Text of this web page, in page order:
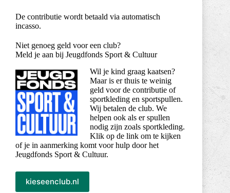
De contributie wordt betaald via automatisch
incasso.
Niet genoeg geld voor een club?
Meld je aan bij Jeugdfonds Sport & Cultuur
Wil je kind graag kaatsen?
Maar is er thuis te weinig
geld voor de contributie of
sportkleding en sportspullen.
Wij betalen de club. We
helpen ook als er spullen
nodig zijn zoals sportkleding.
Klik op de link om te kijken
of je in aanmerking komt voor hulp door het
Jeugdfonds Sport & Cultuur.
kieseenclub.nl